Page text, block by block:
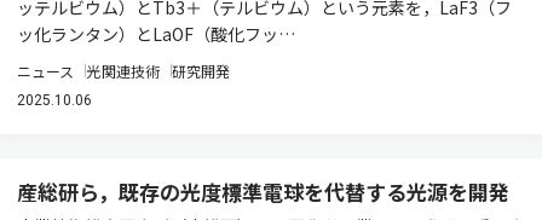
ッテルビウム）とTb3＋（テルビウム）という元素を，LaF3（フ
ッ化ランタン）とLaOF（酸化フッ…
ニュース 光関連技術 研究開発
2025.10.06
産総研ら，既存の光度標準電球を代替する光源を開発